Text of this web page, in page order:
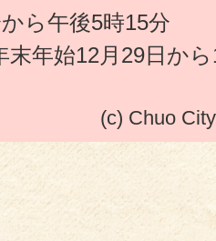
ら午後5時15分
年始12月29日か
(c) Chuo City